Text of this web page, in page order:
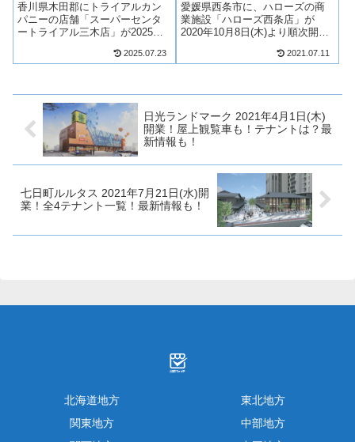
香川県木田郡にトライアルカン
パニーの店舗「スーパーセンタ
ートライアル三木店」が2025年7
ーセンタートライアルが三木町
て、テナントや開業日につい
2025.07.23
愛媛県西条市に、ハローズの商
業施設「ハローズ西条店」が
2020年10月8日(木)より順次開
が出店！そんな、ハローズ西条
ローズ西条店の概要ハローズ西
2021.07.11
日光ランドマーク 2021年4月1日(木)
開業！屋上観覧車も！テナントは？最
新情報も！
七日町ルルタス 2021年7月21日(水)開
業！全4テナント一覧！最新情報も！
北海道地方
東北地方
関東地方
中部地方